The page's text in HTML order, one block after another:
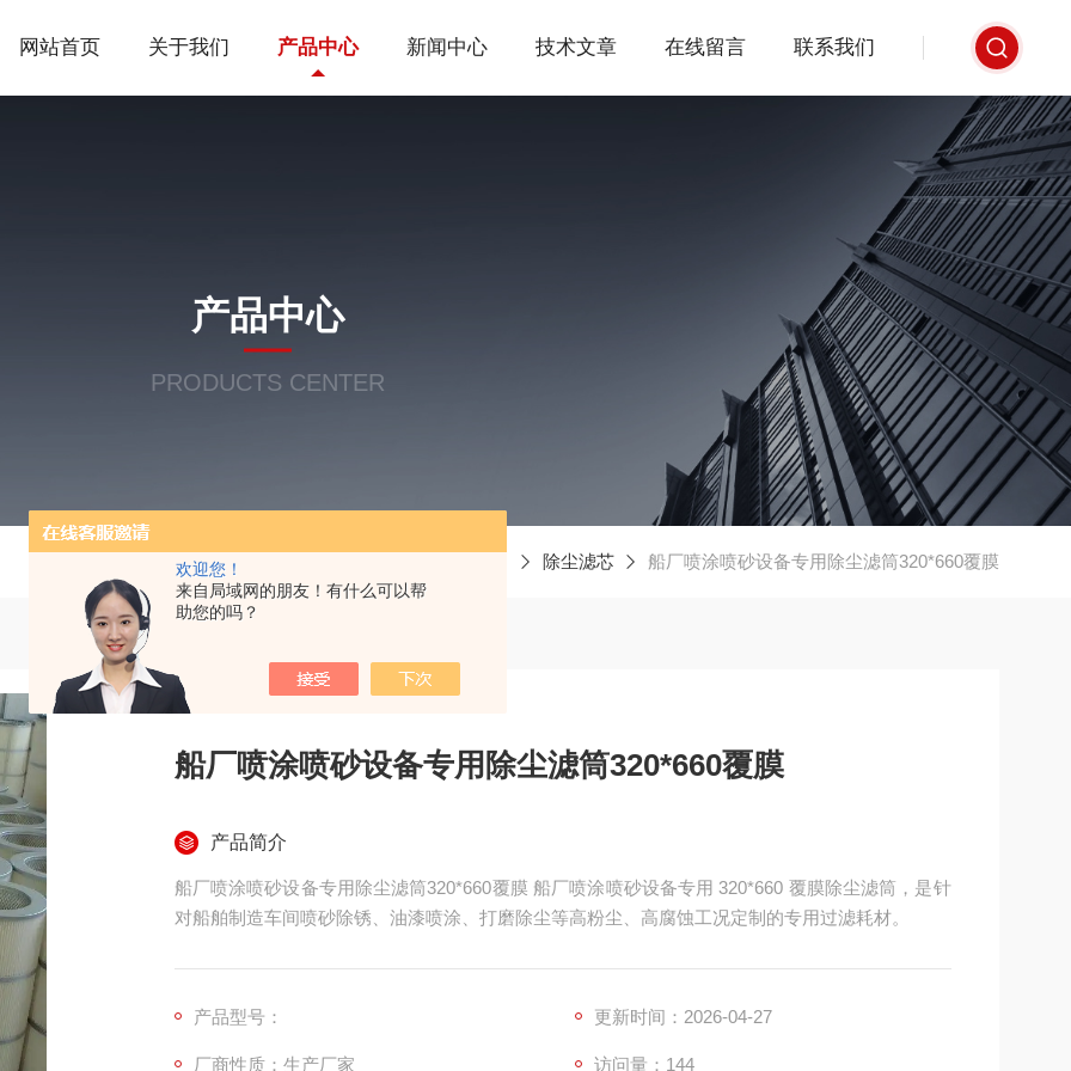
欢迎您！
来自局域网的朋友！有什么可以帮
助您的吗？
网站首页 关于我们 产品中心 新闻中心 技术文章 在线留言 联系我们
产品中心
PRODUCTS CENTER
除尘滤芯 船厂喷涂喷砂设备专用除尘滤筒320*660覆膜
船厂喷涂喷砂设备专用除尘滤筒320*660覆膜
产品简介
船厂喷涂喷砂设备专用除尘滤筒320*660覆膜 船厂喷涂喷砂设备专用 320*660 覆膜除尘滤筒，是针
对船舶制造车间喷砂除锈、油漆喷涂、打磨除尘等高粉尘、高腐蚀工况定制的专用过滤耗材。
产品型号： 更新时间：2026-04-27
厂商性质：生产厂家 访问量：144